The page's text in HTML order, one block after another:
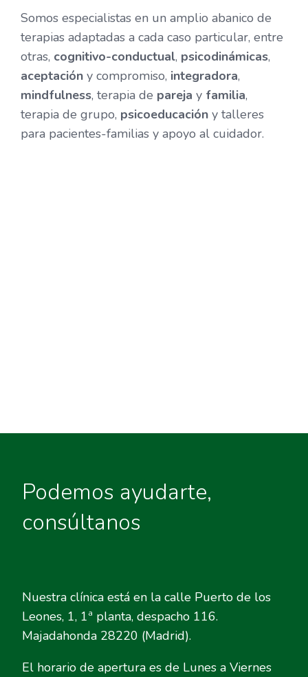
Somos especialistas en un amplio abanico de
terapias adaptadas a cada caso particular, entre
otras, cognitivo-conductual, psicodinámicas,
aceptacióny compromiso, integradora,
mindfulness, terapia de pareja y familia,
terapia de grupo, psicoeducacióny talleres
para pacientes-familias y apoyo al cuidador.
Podemos ayudarte,
consúltanos
Nuestra clínica está en la calle Puerto de los
Leones, 1, 1ª planta, despacho 116.
Majadahonda 28220 (Madrid).
El horario de apertura es de Lunes a Viernes